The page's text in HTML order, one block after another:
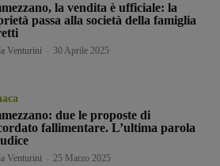
la vendita è ufficiale: la
passa alla società della famiglia
Venturini 30 Aprile 2025
due le proposte di
fallimentare. L’ultima parola
Venturini 25 Marzo 2025